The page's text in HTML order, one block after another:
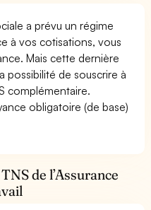
a prévu un régime
à vos cotisations, vous
Mais cette dernière
possibilité de souscrire à
complémentaire.
obligatoire (de base)
de l’Assurance